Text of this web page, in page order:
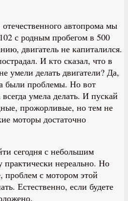
автопрома мы
с родным пробегом в 500
двигатель не капиталился.
И кто сказал, что в
умели делать двигатели? Да,
были проблемы. Но вот
умела делать. И пускай
прожорливые, но тем не
моторы достаточно
сегодня с небольшим
практически нереально. Но
проблем с мотором этой
Естественно, если будете